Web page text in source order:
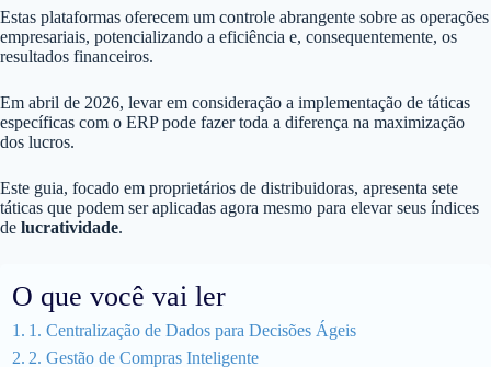
Estas plataformas oferecem um controle abrangente sobre as operações
empresariais, potencializando a eficiência e, consequentemente, os
resultados financeiros.
Em abril de 2026, levar em consideração a implementação de táticas
específicas com o ERP pode fazer toda a diferença na maximização
dos lucros.
Este guia, focado em proprietários de distribuidoras, apresenta sete
táticas que podem ser aplicadas agora mesmo para elevar seus índices
de lucratividade.
O que você vai ler
1. Centralização de Dados para Decisões Ágeis
2. Gestão de Compras Inteligente